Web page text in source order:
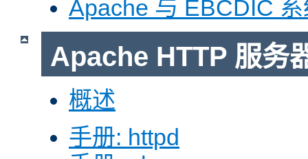
Apache 与 EBCDIC
Apache HTTP 服务
概述
手册: httpd